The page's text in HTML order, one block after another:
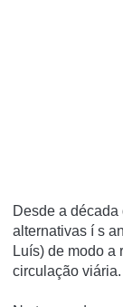
Desde a
alternativas í s
Luí­s) de modo a
circulação viária.